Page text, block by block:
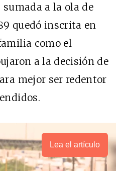
a la ola de
quedó inscrita en
como el
a la decisión de
mejor ser redentor
Lea el artículo